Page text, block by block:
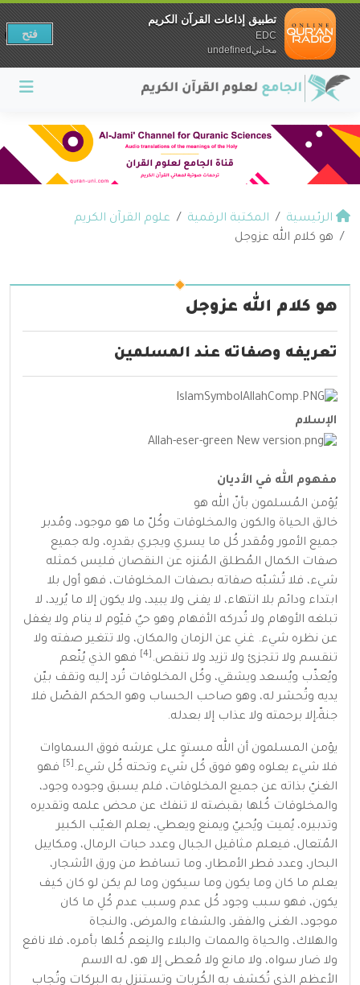
الرئيسية المكتبة الرقمية
علوم القرآن الكريم
هو كلام الله عزوجل
هو كلام الله عزوجل
تعريفه وصفاته عند المسلمين
الإسلام
مفهوم الله في الأديان
يُؤمن المُسلمون بأنّ الله هو
خالق الحياة والكون والمخلوقات وكُلّ ما هو موجود، ومُدبر
جميع الأمور ومُقدر كُل ما يسري ويجري بقدرِه، وله جميع
صفات الكمال المُطلق المُنزه عن النقصان فليس كمثله
شيء، فلا تُشبّه صفاته بصفات المخلوقات، فهو أول بلا
ابتداء ودائم بلا انتهاء، لا يفنى ولا يبيد، ولا يكون إلا ما يُريد، لا
تبلغه الأوهام ولا تُدركه الأفهام وهو حيٌ قيّوم لا ينام ولا يغفل
عن نظره شيء. غني عن الزمان والمكان، ولا تتغير صفته ولا
تنقسم ولا تتجزئ ولا تزيد ولا تنقص.
فهو الذي يُنّعم
ويُعذّب ويُسعد ويشقي، وكُل المخلوقات تُرد إليه وتقف بيّن
يديه وتُحشر له، وهو صاحب الحساب وهو الحكم الفصّل فلا
جنةّ َإلا برحمته ولا عذاب إلا بعدله.
يؤمن المسلمون أن الله مستوٍ على عرشه فوق السماوات
فلا شيء يعلوه وهو فوق كُل شيء وتحته كُل شيء.
فهو
الغنيّ بذاته عن جميع المخلوقات، فلم يسبق وجوده وجود،
والمخلوقات كُلها بقبضته لا تنفك عن محض علمه وتقديره
وتدبيره، يُميت ويُحييّ ويمنع ويعطي، يعلم الغيّب الكبير
المُتعال، فيعلم مثاقيل الجبال وعدد حبات الرمال، ومكاييل
البحار، وعدد قطر الأمطار، وما تساقط من ورق الأشجار،
يعلم ما كان وما يكون وما سيكون وما لم يكن لو كان كيف
يكون، فهو سبب وجود كُل عدم وسبب عدم كُلِ ما كان
موجود، الغنى والفقر، والشفاء والمرض، والنجاة
والهلاك، والحياة والممات والبلاء والنِعم كُلها بأمره، فلا نافع
ولا ضار سواه، ولا مانع ولا مُعطى إلا هو، له الاسم
الأعظم الذي تُكشف به الكُربات وتستنزل به البركات وتُجاب
تطبيق إذاعات القرآن الكريم
EDC
مجانيundefined
فتح